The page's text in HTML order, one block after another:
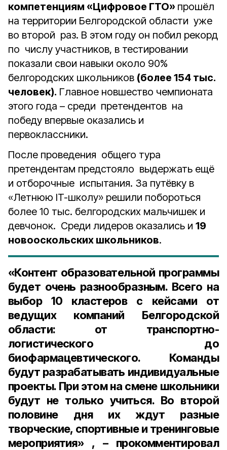
компетенциям «Цифровое ГТО» прошёл
на территории Белгородской области уже
во второй раз. В этом году он побил рекорд
по числу участников, в тестировании
показали свои навыки около 90%
белгородских школьников (более 154 тыс.
человек). Главное новшество чемпионата
этого года – среди претендентов на
победу впервые оказались и
первоклассники.
После проведения общего тура
претендентам предстояло выдержать ещё
и отборочные испытания. За путёвку в
«Летнюю IT-школу» решили побороться
более 10 тыс. белгородских мальчишек и
девчонок. Среди лидеров оказались и 19
новооскольских школьников.
«Контент образовательной программы
будет очень разнообразным. Всего на
выбор 10 кластеров с кейсами от
ведущих компаний Белгородской
области: от транспортно-
логистического до
биофармацевтического. Команды
будут разрабатывать индивидуальные
проекты. При этом на смене школьники
будут не только учиться. Во второй
половине дня их ждут разные
творческие, спортивные и тренинговые
мероприятия» , – прокомментировал